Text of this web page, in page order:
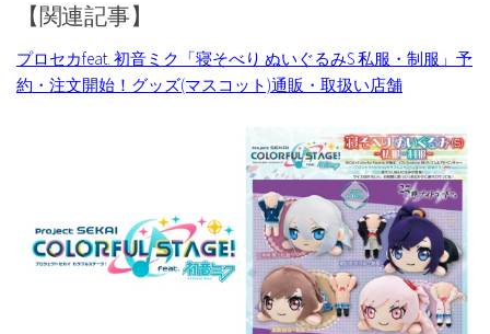
【関連記事】
プロセカfeat. 初音ミク「寝そべり ぬいぐるみS 私服・制服」予
約・注文開始！グッズ(マスコット)通販・取扱い店舗